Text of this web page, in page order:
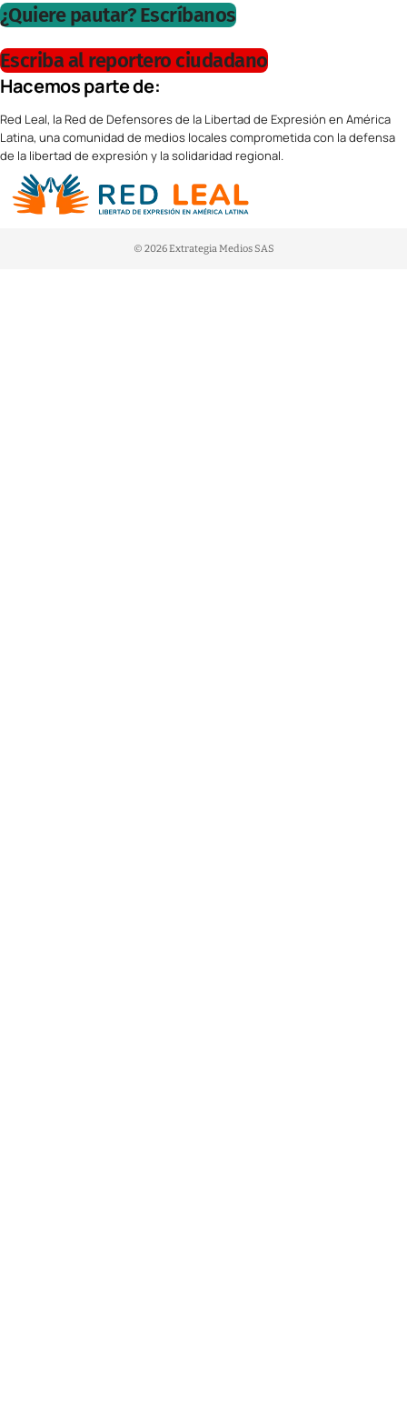
¿Quiere pautar? Escríbanos
Escriba al reportero ciudadano
Hacemos parte de:
Red Leal, la Red de Defensores de la Libertad de Expresión en América
Latina, una comunidad de medios locales comprometida con la defensa
de la libertad de expresión y la solidaridad regional.
© 2026 Extrategia Medios SAS